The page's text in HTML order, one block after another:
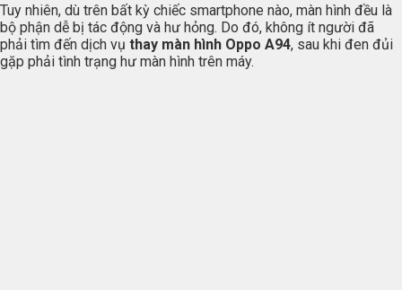
Tuy nhiên, dù trên bất kỳ chiếc smartphone nào, màn hình đều là
bộ phận dễ bị tác động và hư hỏng. Do đó, không ít người đã
phải tìm đến dịch vụ thay màn hình Oppo A94, sau khi đen đủi
gặp phải tình trạng hư màn hình trên máy.